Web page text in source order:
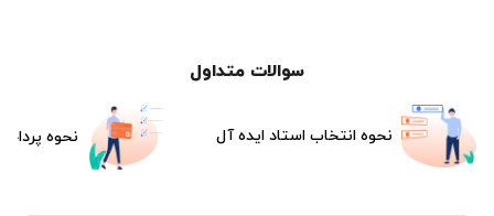
سوالات متداول
نحوه انتخاب استاد ایده آل نحوه